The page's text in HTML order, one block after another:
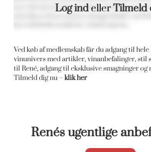
Log indellerTilmeld
Ved køb af medlemskab får du adgang til
vinunivers med artikler, vinanbefalinger, stil
til René, adgang til eksklusive smagninger og
Tilmeld dig nu –klik her
Renés ugentlige